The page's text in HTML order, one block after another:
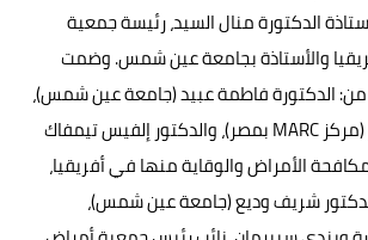
الدكتورة منال السيد، رئيسة جمعية
والأستاذة بجامعة عين شمس. وضمت
من: الدكتورة فاطمة عبيد (جامعة عين شمس)،
والدكتور جورج ماهر (مركز MARC بمصر)، والدكتور إلفيس تيمفاك
الأمراض والوقاية منها في أفريقيا،
الدكتور شريف وديع (جامعة عين شمس)،